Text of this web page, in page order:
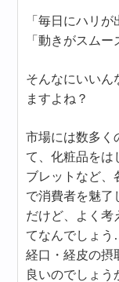
「毎日にハリ
「動きがスム
そんなにいいん
ますよね？
市場には数多く
て、化粧品をは
ブレットなど、
で消費者を魅了
だけど、よく考
てなんでしょう
経口・経皮の摂
良いのでしょう